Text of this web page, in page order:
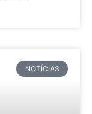
NOTÍCIAS